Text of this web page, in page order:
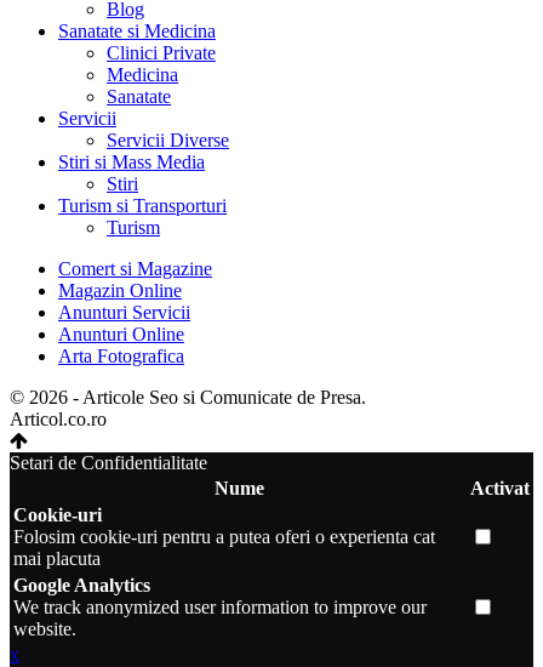
Blog
Sanatate si Medicina
Clinici Private
Medicina
Sanatate
Servicii
Servicii Diverse
Stiri si Mass Media
Stiri
Turism si Transporturi
Turism
Comert si Magazine
Magazin Online
Anunturi Servicii
Anunturi Online
Arta Fotografica
© 2026 - Articole Seo si Comunicate de Presa.
Articol.co.ro
Setari de Confidentialitate
Nume
Activat
Cookie-uri
Folosim cookie-uri pentru a putea oferi o experienta cat
mai placuta
Google Analytics
We track anonymized user information to improve our
website.
x